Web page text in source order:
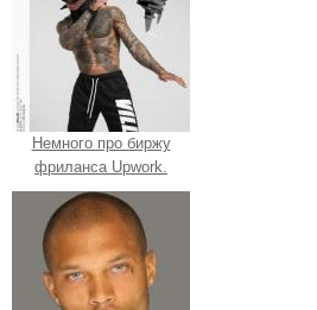
Немного про биржу
фриланса Upwork.